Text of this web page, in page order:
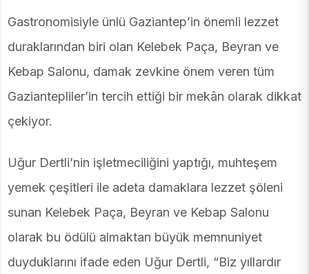
Gastronomisiyle ünlü Gaziantep’in önemli lezzet
duraklarından biri olan Kelebek Paça, Beyran ve
Kebap Salonu, damak zevkine önem veren tüm
Gaziantepliler’in tercih ettiği bir mekân olarak dikkat
çekiyor.
Uğur Dertli’nin işletmeciliğini yaptığı, muhteşem
yemek çeşitleri ile adeta damaklara lezzet şöleni
sunan Kelebek Paça, Beyran ve Kebap Salonu
olarak bu ödülü almaktan büyük memnuniyet
duyduklarını ifade eden Uğur Dertli, “Biz yıllardır